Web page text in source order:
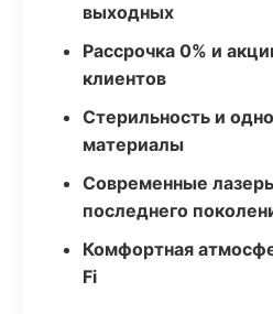
выходных
Рассрочка 0% и
клиентов
Стерильность и
материалы
Современные
последнего
Комфортная
Fi